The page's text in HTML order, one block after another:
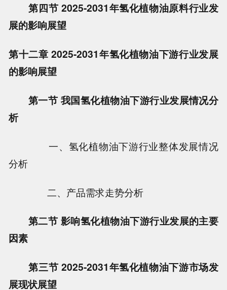
第四节 2025-2031年氢化植物油原料行业发
展的影响展望
第十二章 2025-2031年氢化植物油下游行业发展
的影响展望
第一节 我国氢化植物油下游行业发展情况分
析
一、氢化植物油下游行业整体发展情况
分析
二、产品需求走势分析
第二节 影响氢化植物油下游行业发展的主要
因素
第三节 2025-2031年氢化植物油下游市场发
展现状展望